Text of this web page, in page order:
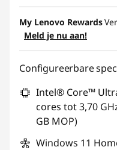
eCoupon-
eCoupon gebruiken
My Lenovo Rewards
Meld je nu aan!
Configureerbare
Intel® Core™
cores tot 3,70
GB MOP)
Windows 11